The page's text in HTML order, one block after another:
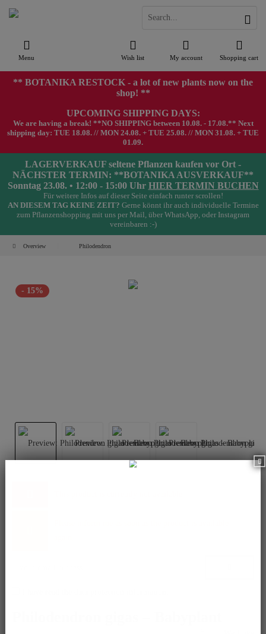
Menu Shopping cart
Wish list My account
** BOTANIKA RESTOCK - a lot of new plants now on the
shop! **
UPCOMING SHIPPING DAYS:
We are having a break! **NO SHIPPING between 10.08. - 17.08.** Next
shipping day: TUE 18.08. // MON 24.08. + TUE 25.08. // MON 31.08. + TUE
01.09.
LAGERVERKAUF seltene Pflanzen kaufen vor Ort -
NÄCHSTER TERMIN: **BOTANIKA AUSVERKAUF**
Sonntag 23.08. • 12:00 - 15:00 Uhr HIER TERMIN BUCHEN
Für weitere Infos auf dieser Seite einfach runter scrollen!
AN DIESEM TAG KEINE ZEIT? Gerne könnt ihr auch individuelle Termine
zum Pflanzenshopping mit uns per Mail, über WhatsApp, oder Instagram
vereinbaren :-)
Overview Philodendron
- 15%